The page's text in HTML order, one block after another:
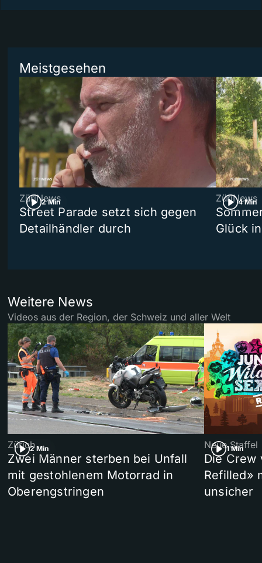
Meistgesehen
2 Min
ZüriNews
Street Parade setzt sich gegen
Detailhändler durch
4 Min
ZüriNews
Glück
Weitere News
Videos aus der Region, der Schweiz und aller Welt
2 Min
Zürich
Zwei Männer sterben bei Unfall
mit gestohlenem Motorrad in
Oberengstringen
1 Min
Neue Staffel
Die Crew
Refilled»
unsicher